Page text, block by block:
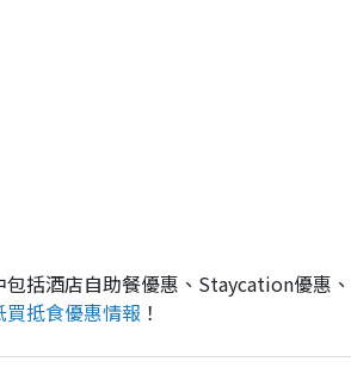
括酒店自助餐優惠、Staycation優惠、
抵食優惠情報 ！